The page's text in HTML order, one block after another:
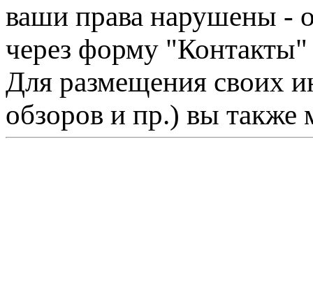
ваши права нарушены -
через форму "Контакты"
Для размещения своих
обзоров и пр.) вы также